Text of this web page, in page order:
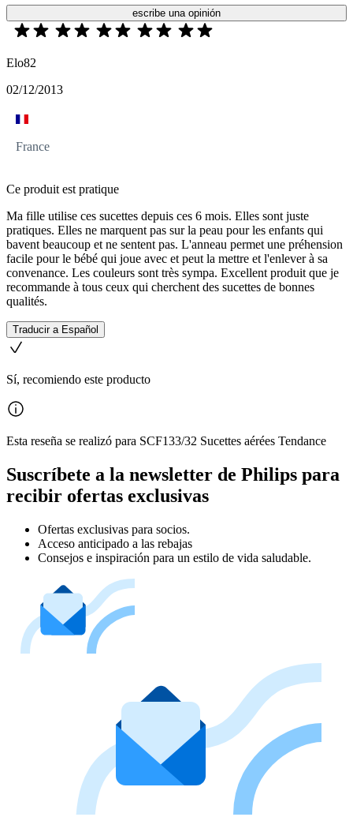
escribe una opinión
Elo82
02/12/2013
France
Ce produit est pratique
Ma fille utilise ces sucettes depuis ces 6 mois. Elles sont juste
pratiques. Elles ne marquent pas sur la peau pour les enfants qui
bavent beaucoup et ne sentent pas. L'anneau permet une préhension
facile pour le bébé qui joue avec et peut la mettre et l'enlever à sa
convenance. Les couleurs sont très sympa. Excellent produit que je
recommande à tous ceux qui cherchent des sucettes de bonnes
qualités.
Traducir a Español
Sí, recomiendo este producto
Esta reseña se realizó para SCF133/32 Sucettes aérées Tendance
Suscríbete a la newsletter de Philips para
recibir ofertas exclusivas
Ofertas exclusivas para socios.
Acceso anticipado a las rebajas
Consejos e inspiración para un estilo de vida saludable.